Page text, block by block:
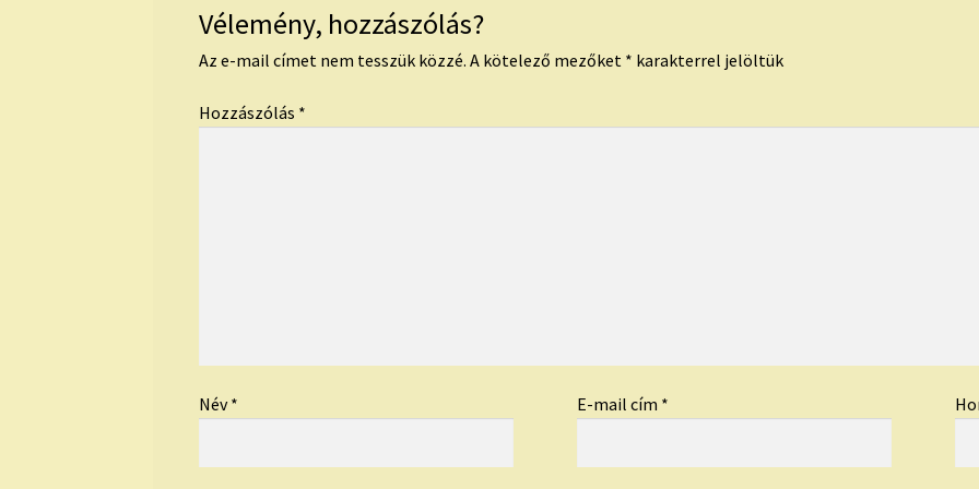
Vélemény, hozzászólás?
Az e-mail címet nem tesszük közzé. A kötelező mezőket * karakterrel jelöltük
Hozzászólás *
Név* E-mail cím *